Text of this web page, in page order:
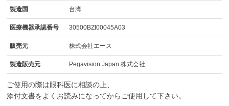
製造国 台湾
医療機器承認番号 30500BZI00045A03
販売元 株式会社エース
製造販売元 Pegavision Japan 株式会社
ご使用の際は眼科医に相談の上、
添付文書をよくお読みになってからご使用して下さい。